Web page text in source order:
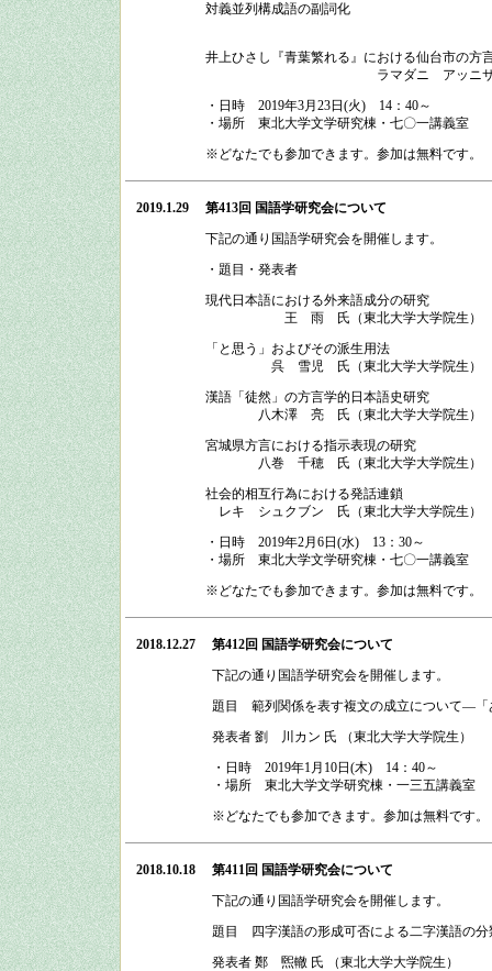
対義並列構成語の副詞化
井上ひさし『青葉繁れる』における仙台市の
ラマダニ アッニ
・日時 2019年3月 23日 (火) 14：40～
・場所 東北大学文学研究棟・七〇一講義室
※どなたでも参加できます。参加は無料です。
2019.1.29 第413回 国語学研究会について
下記の通り 国語学研究会を開催します。
・題目・発表者
現代日本語における外来語成分の研究
王 雨 氏（東北大学大学院生）
「と思う」およびその派生用法
呉 雪児 氏（東北大学大学院生）
漢語「徒然」の方言学的日本語史研究
八木澤 亮 氏（東北大学大学院生）
宮城県方言における指示表現の研究
八巻 千穂 氏（東北大学大学院生）
社会的相互行為における発話連鎖
レキ シュクブン 氏（東北大学大学院生）
・日時 2019年2月 6日 (水) 13：30～
・場所 東北大学文学研究棟・七〇一講義室
※どなたでも参加できます。参加は無料です。
2018.12.27 第412回 国語学研究会について
下記の通り 国語学研究会を開催します。
題目 範列関係を表す複文の成立について―「
発表者 劉 川カン 氏 （東北大学大学院生）
・日時 2019年1月 10日 (木) 14：40～
・場所 東北大学文学研究棟・一三五講義室
※どなたでも参加できます。参加は無料です。
2018.10.18 第411回 国語学研究会について
下記の通り 国語学研究会を開催します。
題目 四字漢語の形成可否による二字漢語の
発表者 鄭 煕轍 氏 （東北大学大学院生）